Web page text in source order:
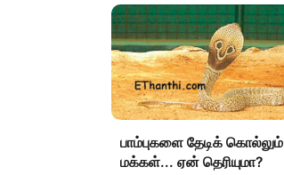
பாம்புகளை தேடிக் கொல்லும்
மக்கள்... ஏன் தெரியுமா?